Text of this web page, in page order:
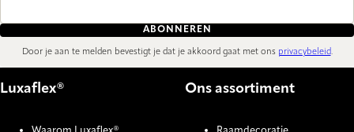
ABONNEREN
Door je aan te melden bevestigt je dat je akkoord gaat met ons privacybeleid.
Luxaflex® Ons assortiment